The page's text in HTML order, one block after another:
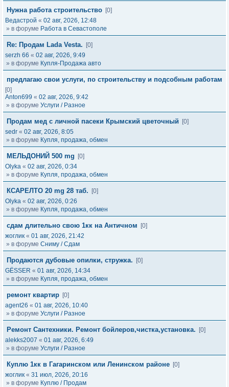
Нужна работа строительство [0]
Ведастрой « 02 авг, 2026, 12:48
» в форуме Работа в Севастополе
Re: Продам Lada Vesta.
[0]
serzh 66 « 02 авг, 2026, 9:49
» в форуме Купля-Продажа авто
предлагаю свои услуги, по строительству и подсобным работам
[0]
Anton699 « 02 авг, 2026, 9:42
» в форуме Услуги / Разное
Продам мед с личной пасеки Крымский цветочный
[0]
sedr « 02 авг, 2026, 8:05
» в форуме Купля, продажа, обмен
МЕЛЬДОНИЙ 500 mg
[0]
Olyka « 02 авг, 2026, 0:34
» в форуме Купля, продажа, обмен
КСАРЕЛТО 20 mg 28 таб.
[0]
Olyka « 02 авг, 2026, 0:26
» в форуме Купля, продажа, обмен
сдам длительно свою 1кк на Античном
[0]
жоглик « 01 авг, 2026, 21:42
» в форуме Сниму / Сдам
Продаются дубовые опилки, стружка.
[0]
GЁSSER « 01 авг, 2026, 14:34
» в форуме Купля, продажа, обмен
ремонт квартир [0]
agent26 « 01 авг, 2026, 10:40
» в форуме Услуги / Разное
Ремонт Сантехники. Ремонт бойлеров,чистка,установка.
[0]
alekks2007 « 01 авг, 2026, 6:49
» в форуме Услуги / Разное
Куплю 1кк в Гагаринском или Ленинском районе [0]
жоглик « 31 июл, 2026, 20:16
» в форуме Куплю / Продам